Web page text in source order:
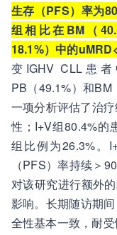
生存（PFS）率为
组相比在BM（
18.1%）中的
变IGHV CLL患
PB（49.1%）和
一项分析评估了治
性；I+V组80.4%的
组比例为26.3%。
（PFS）率持续＞
对该研究进行额外
影响。长期随访期
全性基本一致，耐